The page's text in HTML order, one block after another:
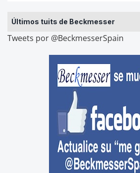
Últimos tuits de Beckmesser
Tweets por @BeckmesserSpain